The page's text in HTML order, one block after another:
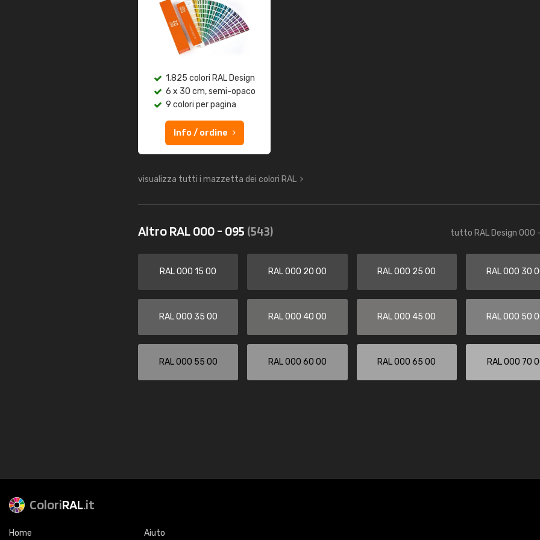
1.825 colori RAL Design
6 x 30 cm, semi-opaco
9 colori per pagina
Info / ordine
visualizza tutti i mazzetta dei colori RAL
Altro RAL 000 - 095 (543) tutto RAL Design 000
RAL 000 15 00 RAL 000 20 00 RAL 000 25 00 RAL 000 30
RAL 000 35 00 RAL 000 40 00 RAL 000 45 00 RAL 000 50
RAL 000 55 00 RAL 000 60 00 RAL 000 65 00 RAL 000 70
ColoriRAL.it
Home Aiuto